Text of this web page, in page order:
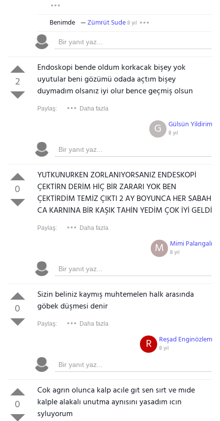
Benimde Zümrüt Sude8 yıl
2
Endoskopi bende oldum korkacak bişey yok
uyutular beni gözümü odada açtım bişey
duymadım olsanız iyi olur bence geçmiş olsun
Paylaş: Daha fazla
Gülsün Yildirim
8 yıl
G
0
YUTKUNURKEN ZORLANIYORSANIZ ENDESKOPİ
ÇEKTİRN DERİM HİÇ BİR ZARARI YOK BEN
ÇEKTİRDİM TEMİZ ÇIKTI 2 AY BOYUNCA HER SABAH
CA KARNINA BİR KAŞIK TAHİN YEDİM ÇOK İYİ GELDİ
Paylaş: Daha fazla
Mimi Palangalı
8 yıl
M
0
Sizin beliniz kaymış muhtemelen halk arasında
göbek düşmesi denir
Paylaş: Daha fazla
Reşad Enginözlem
8 yıl
R
0
Cok agrın olunca kalp acıle gıt sen sırt ve mıde
kalple alakalı unutma aynısını yasadım ıcın
syluyorum